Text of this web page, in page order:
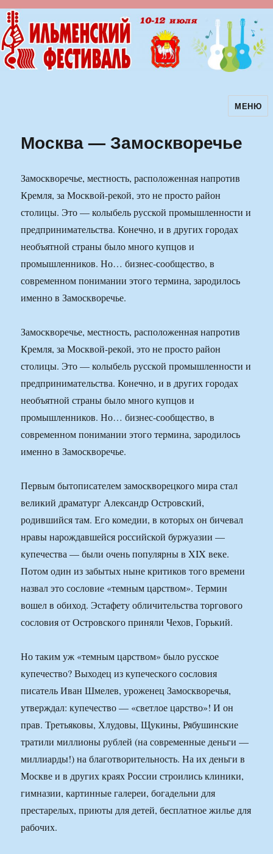
Ильменский фестиваль авторскойМЕНЮ
Москва — Замоскворечье
Замоскворечье, местность, расположенная напротив
Кремля, за Москвой-рекой, это не просто район
столицы. Это — колыбель русской промышленности и
предпринимательства. Конечно, и в других городах
необъятной страны было много купцов и
промышленников. Но… бизнес-сообщество, в
современном понимании этого термина, зародилось
именно в Замоскворечье.
Замоскворечье, местность, расположенная напротив
Кремля, за Москвой-рекой, это не просто район
столицы. Это — колыбель русской промышленности и
предпринимательства. Конечно, и в других городах
необъятной страны было много купцов и
промышленников. Но… бизнес-сообщество, в
современном понимании этого термина, зародилось
именно в Замоскворечье.
Первым бытописателем замоскворецкого мира стал
великий драматург Александр Островский,
родившийся там. Его комедии, в которых он бичевал
нравы нарождавшейся российской буржуазии —
купечества — были очень популярны в XIX веке.
Потом один из забытых ныне критиков того времени
назвал это сословие «темным царством». Термин
вошел в обиход. Эстафету обличительства торгового
сословия от Островского приняли Чехов, Горький.
Но таким уж «темным царством» было русское
купечество? Выходец из купеческого сословия
писатель Иван Шмелев, уроженец Замоскворечья,
утверждал: купечество — «светлое царство»! И он
прав. Третьяковы, Хлудовы, Щукины, Рябушинские
тратили миллионы рублей (на современные деньги —
миллиарды!) на благотворительность. На их деньги в
Москве и в других краях России строились клиники,
гимназии, картинные галереи, богадельни для
престарелых, приюты для детей, бесплатное жилье для
рабочих.